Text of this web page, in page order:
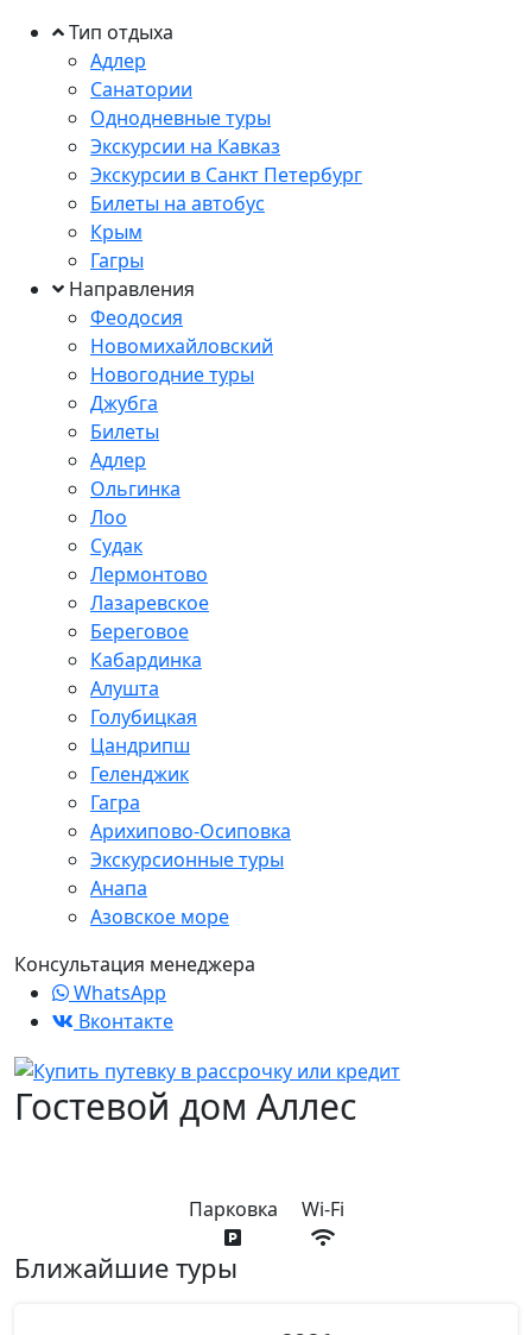
Тип отдыха
Адлер
Санатории
Однодневные туры
Экскурсии на Кавказ
Экскурсии в Санкт Петербург
Билеты на автобус
Крым
Гагры
Направления
Феодосия
Новомихайловский
Новогодние туры
Джубга
Билеты
Адлер
Ольгинка
Лоо
Судак
Лермонтово
Лазаревское
Береговое
Кабардинка
Алушта
Голубицкая
Цандрипш
Геленджик
Гагра
Арихипово-Осиповка
Экскурсионные туры
Анапа
Азовское море
Консультация менеджера
WhatsApp
Вконтакте
Гостевой дом Аллес
Парковка Wi-Fi
Ближайшие туры